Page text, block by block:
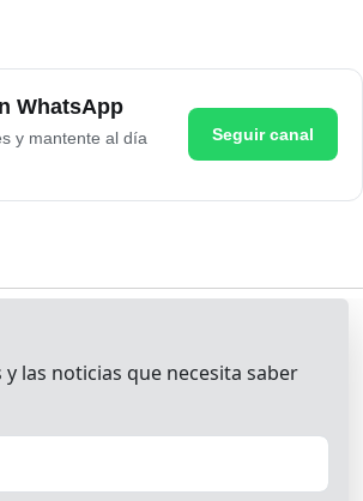
WhatsApp
y mantente al día
Seguir canal